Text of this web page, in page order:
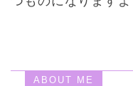
ABOUT ME